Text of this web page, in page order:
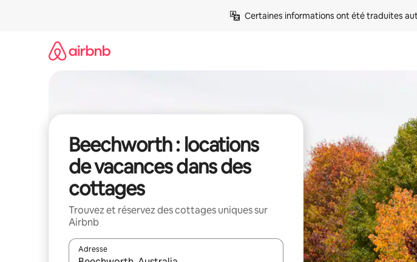
Certaines informations ont été traduites
Beechworth : locations
de vacances dans des
cottages
Trouvez et réservez des cottages uniques sur
Airbnb
Adresse